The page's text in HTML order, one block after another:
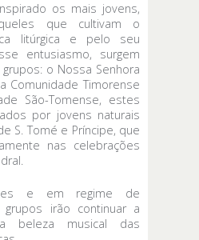
os mais jovens,
que cultivam o
litúrgica e pelo seu
entusiasmo, surgem
o Nossa Senhora
Comunidade Timorense
São-Tomense, estes
por jovens naturais
S. Tomé e Príncipe, que
nas celebrações
e em regime de
grupos irão continuar a
beleza musical das